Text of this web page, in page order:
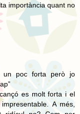
importància quant no
un poc forta però jo
es molt forta i el
A més,